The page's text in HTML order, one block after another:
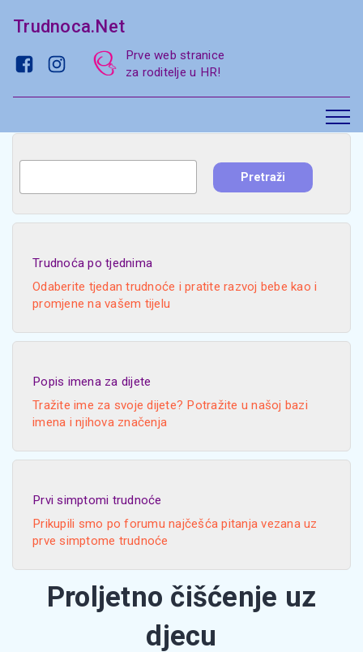
Trudnoca.Net
Prve web stranice
za roditelje u HR!
Trudnoća po tjednima
Odaberite tjedan trudnoće i pratite razvoj bebe kao i
promjene na vašem tijelu
Popis imena za dijete
Tražite ime za svoje dijete? Potražite u našoj bazi
imena i njihova značenja
Prvi simptomi trudnoće
Prikupili smo po forumu najčešća pitanja vezana uz
prve simptome trudnoće
Proljetno čišćenje uz
djecu